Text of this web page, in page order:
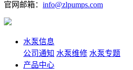
官网邮箱： info@zlpumps.com
水泵信息
公司通知 水泵维修 水泵专题
产品中心